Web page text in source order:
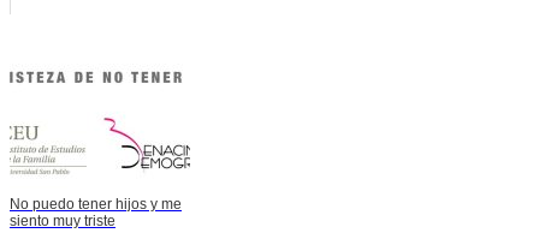
No puedo tener hijos y me
siento muy triste